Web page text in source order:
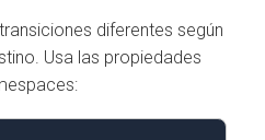
diferentes según
Usa las propiedades